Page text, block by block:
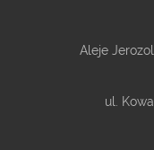
Aleje
ul.